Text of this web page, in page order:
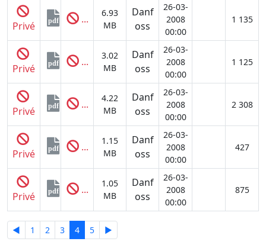
Privé pdf ...
6.93
MB
Danf
oss
26-03-
2008
00:00
1 135
Privé pdf ...
3.02
MB
Danf
oss
26-03-
2008
00:00
1 125
Privé pdf ...
4.22
MB
Danf
oss
26-03-
2008
00:00
2 308
Privé pdf ...
1.15
MB
Danf
oss
26-03-
2008
00:00
427
Privé pdf ...
1.05
MB
Danf
oss
26-03-
2008
00:00
875
◄ 1 2 3 4 5 ►